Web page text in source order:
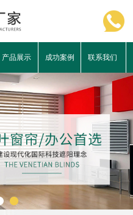
产品展示 成功案例 联系我们